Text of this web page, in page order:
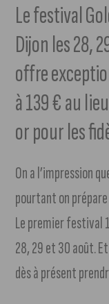
Le festival
Dijon les 28,
offre
à 139 € au
or pour les
On a l’impression
pourtant on
Le premier festival
28, 29 et 30 août.
dès à présent